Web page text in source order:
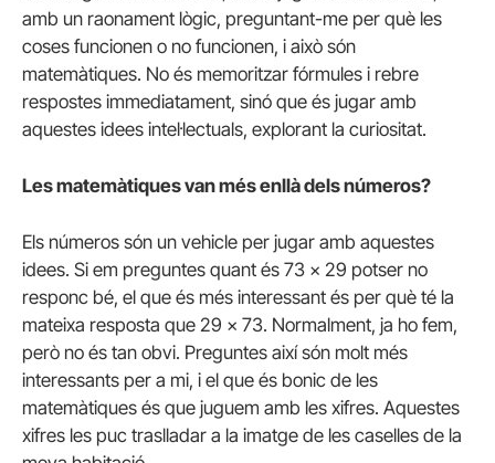
amb un raonament lògic, preguntant-me per què les
coses funcionen o no funcionen, i això són
matemàtiques. No és memoritzar fórmules i rebre
respostes immediatament, sinó que és jugar amb
aquestes idees intel·lectuals, explorant la curiositat.
Les matemàtiques van més enllà dels números?
Els números són un vehicle per jugar amb aquestes
idees. Si em preguntes quant és 73 x 29 potser no
responc bé, el que és més interessant és per què té la
mateixa resposta que 29 x 73. Normalment, ja ho fem,
però no és tan obvi. Preguntes així són molt més
interessants per a mi, i el que és bonic de les
matemàtiques és que juguem amb les xifres. Aquestes
xifres les puc traslladar a la imatge de les caselles de la